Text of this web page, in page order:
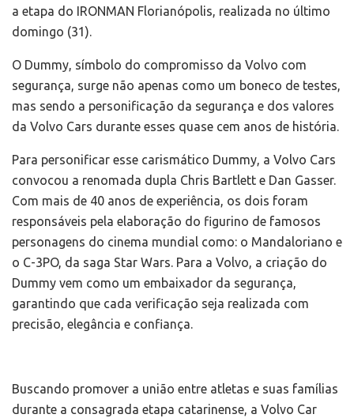
a etapa do IRONMAN Florianópolis, realizada no último
domingo (31).
O Dummy, símbolo do compromisso da Volvo com
segurança, surge não apenas como um boneco de testes,
mas sendo a personificação da segurança e dos valores
da Volvo Cars durante esses quase cem anos de história.
Para personificar esse carismático Dummy, a Volvo Cars
convocou a renomada dupla Chris Bartlett e Dan Gasser.
Com mais de 40 anos de experiência, os dois foram
responsáveis pela elaboração do figurino de famosos
personagens do cinema mundial como: o Mandaloriano e
o C-3PO, da saga Star Wars. Para a Volvo, a criação do
Dummy vem como um embaixador da segurança,
garantindo que cada verificação seja realizada com
precisão, elegância e confiança.
Buscando promover a união entre atletas e suas famílias
durante a consagrada etapa catarinense, a Volvo Car